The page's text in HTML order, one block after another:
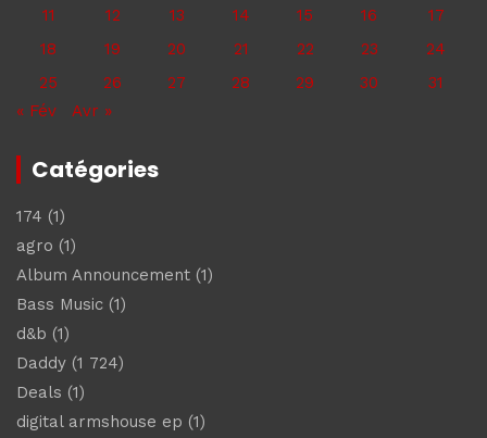
11
12 13 14 15 16
17
18
19 20 21 22 23
24
25
26 27 28 29 30
31
« Fév
Avr »
Catégories
174 (1)
agro (1)
Album Announcement (1)
Bass Music (1)
d&b (1)
Daddy (1 724)
Deals (1)
digital armshouse ep (1)